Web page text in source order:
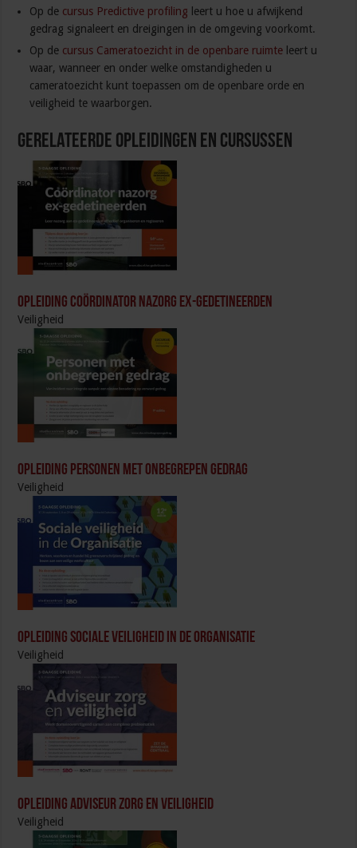
Op de cursus Predictive profiling leert u hoe u afwijkend
gedrag signaleert en dreigingen in de omgeving voorkomt.
Op de cursus Cameratoezicht in de openbare ruimte leert u
waar, wanneer en onder welke omstandigheden u
cameratoezicht kunt toepassen om de openbare orde en
veiligheid te waarborgen.
Gerelateerde Opleidingen en Cursussen
Opleiding Coördinator nazorg ex-gedetineerden
Veiligheid
Opleiding Personen met onbegrepen gedrag
Veiligheid
Opleiding Sociale Veiligheid in de Organisatie
Veiligheid
Opleiding Adviseur zorg en veiligheid
Veiligheid